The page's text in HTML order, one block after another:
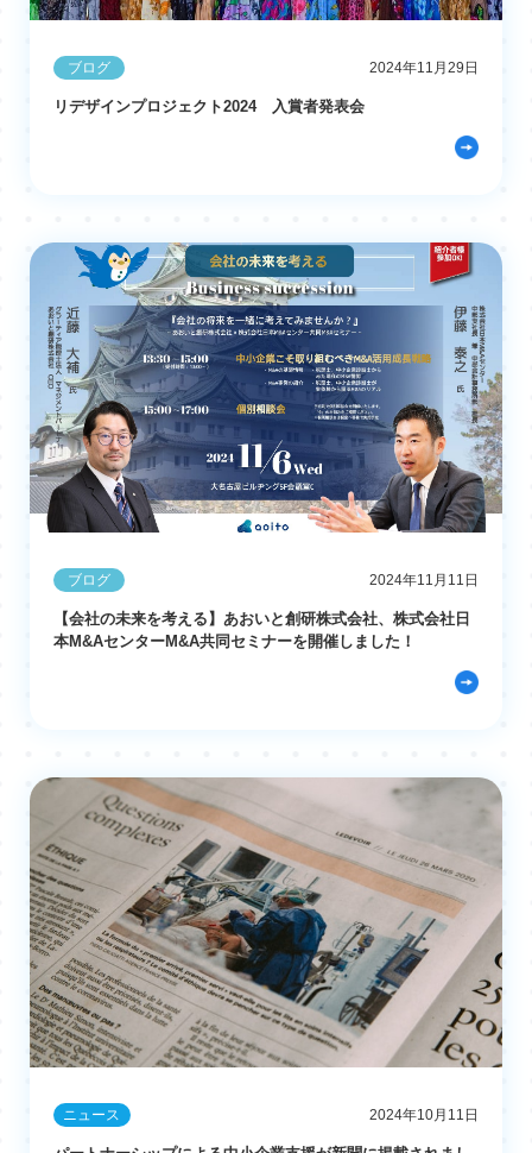
ブログ 2024年11月29日
リデザインプロジェクト2024 入賞者発表会
ブログ 2024年11月11日
【会社の未来を考える】あおいと創研株式会社、株式会社日
本M&AセンターM&A共同セミナーを開催しました！
ニュース 2024年10月11日